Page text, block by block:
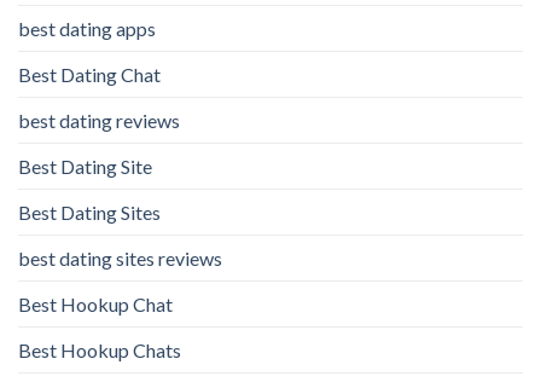
best dating apps
Best Dating Chat
best dating reviews
Best Dating Site
Best Dating Sites
best dating sites reviews
Best Hookup Chat
Best Hookup Chats